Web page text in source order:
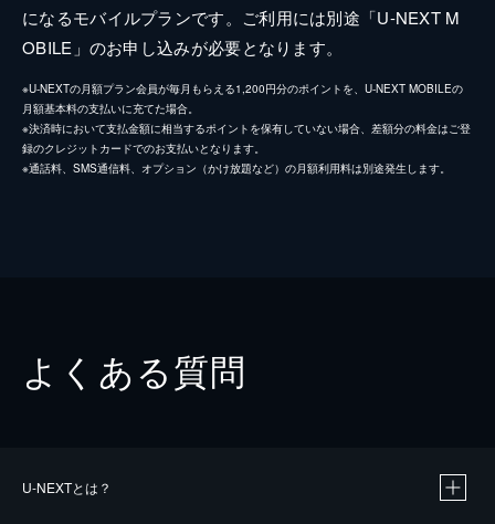
になるモバイルプランです。ご利用には別途「U-NEXT M
OBILE」のお申し込みが必要となります。
※U-NEXTの月額プラン会員が毎月もらえる1,200円分のポイントを、U-NEXT MOBILEの
月額基本料の支払いに充てた場合。
※決済時において支払金額に相当するポイントを保有していない場合、差額分の料金はご登
録のクレジットカードでのお支払いとなります。
※通話料、SMS通信料、オプション（かけ放題など）の月額利用料は別途発生します。
よくある質問
U-NEXTとは？